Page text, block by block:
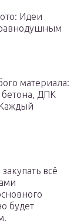
Идеи
материала:
бетона, ДПК
всё
будет